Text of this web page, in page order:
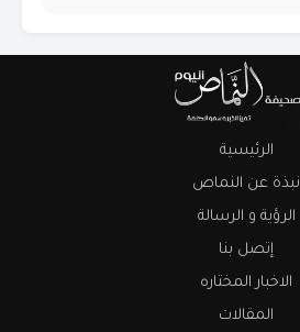
الرئيسية
نبذة عن النماص
الرؤية و الرسالة
إتصل بنا
الاخبار المختاره
المقالات